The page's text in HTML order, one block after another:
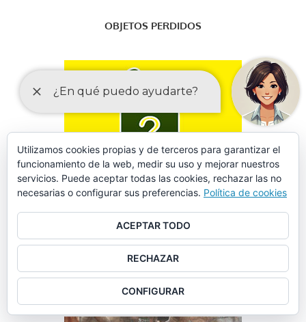
OBJETOS PERDIDOS
FORMULARIO DE SOLICITUD DE DATOS EN SINIESTROS
VIALES
Utilizamos cookies propias y de terceros para garantizar el
funcionamiento de la web, medir su uso y mejorar nuestros
servicios. Puede aceptar todas las cookies, rechazar las no
necesarias o configurar sus preferencias. Política de cookies
ACEPTAR TODO
RECHAZAR
CONFIGURAR